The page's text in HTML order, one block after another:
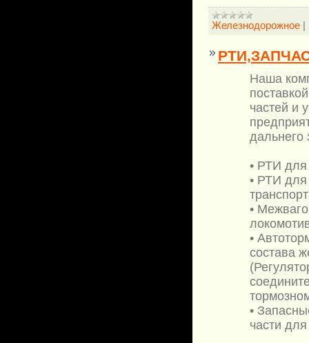
Железнодорожное |
Наша
частей и
дальнего
• РТИ для
• РТИ для
•
•
состава
•
части